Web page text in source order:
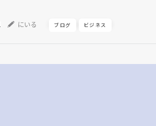
にいる ブログ ビジネス